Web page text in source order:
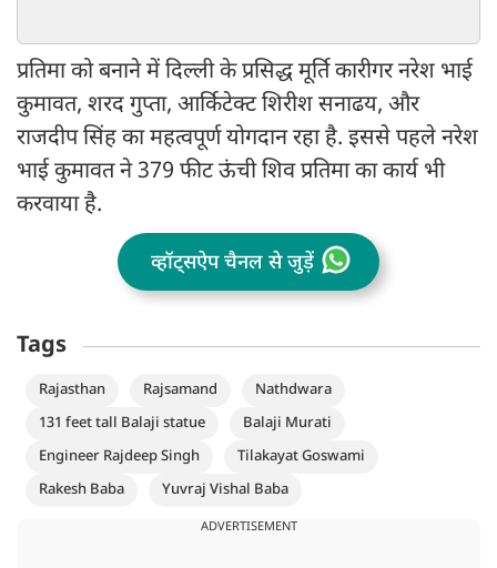
प्रतिमा को बनाने में दिल्ली के प्रसिद्ध मूर्ति कारीगर नरेश भाई
कुमावत, शरद गुप्ता, आर्किटेक्ट शिरीश सनाढय, और
राजदीप सिंह का महत्वपूर्ण योगदान रहा है. इससे पहले नरेश
भाई कुमावत ने 379 फीट ऊंची शिव प्रतिमा का कार्य भी
करवाया है.
व्हॉट्सऐप चैनल से जुड़ें
Tags
Rajasthan Rajsamand
Nathdwara
131 feet tall Balaji statue
Balaji Murati
Engineer Rajdeep Singh
Tilakayat Goswami
Rakesh Baba
Yuvraj Vishal Baba
ADVERTISEMENT